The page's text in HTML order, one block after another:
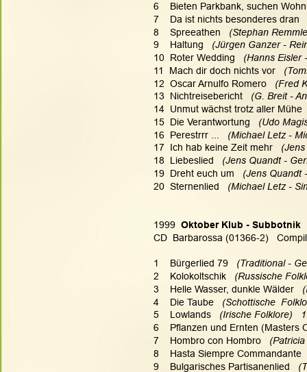
6    Bieten Parkbank, suchen
7    Da ist nichts besonderes dran
8    Spreeathen
(Stephan
9    Haltung
(Jürgen Ganzer -
10  Roter Wedding (Hanns Eisler
11  Mach dir doch nichts vor
12  Oscar Arnulfo Romero
(Fred
13  Nichtreisebericht
(G. Breit -
14  Unmut wächst trotz aller
15  Die Verantwortung
(Udo
16  Perestrrr ...
(Michael Letz -
17  Ich hab keine Zeit mehr
18  Liebeslied (Jens Quandt -
19  Dreht euch um (Jens Quandt
20  Sternenlied
(Michael Letz -
1999 Oktober Klub - Subbotnik
CD  Barbarossa (01366-2)
1    Bürgerlied 79 (Traditional -
2    Kolokoltschik
(Russische
3    Helle Wasser, dunkle Wälder
4    Die Taube
(Schottische
5    Lowlands
(Irische Folklore)
6    Pflanzen und Ernten (Masters
7    Hombro con Hombro
8    Hasta Siempre
9    Bulgarisches Partisanenlied